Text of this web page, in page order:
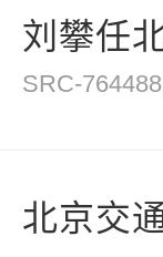
刘攀任
SRC-
北京交